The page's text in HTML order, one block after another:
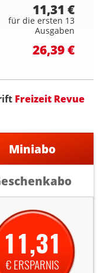
11,31 €
für die ersten 13
Ausgaben
26,39 €
Freizeit Revue
Miniabo
11,31
€ ERSPARNIS